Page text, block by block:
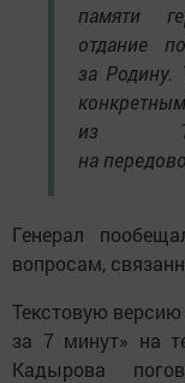
памяти
отдание
за Родину.
из
на
Генерал
вопросам,
Текстовую
за 7 минут» на
Кадырова